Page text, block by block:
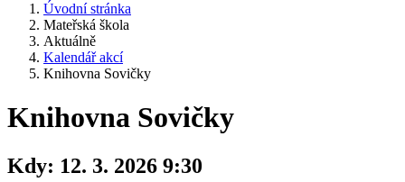
Úvodní stránka
Mateřská škola
Aktuálně
Kalendář akcí
Knihovna Sovičky
Knihovna Sovičky
Kdy: 12. 3. 2026 9:30